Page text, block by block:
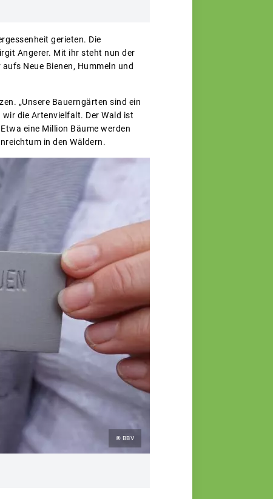
gerieten. Die
Angerer. Mit ihr steht nun der
Neue Bienen, Hummeln und
„Unsere Bauerngärten sind ein
die Artenvielfalt. Der Wald ist
eine Million Bäume werden
in den Wäldern.
© BBV